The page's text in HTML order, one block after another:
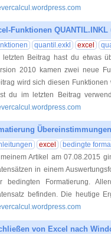
Funktionen
quantil.exkl excel
letzten Beitrag hast du etwas
2010 kamen zwei neue
wird sich diesen
du im letzten Beitrag
excel
bedingte
meinem Artikel am 07.08.2015
in einem
bedingten Formatierung.
befinden. Die heutige
von Excel nach